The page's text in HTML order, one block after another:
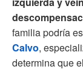
familia podría
Calvo,
determina que el